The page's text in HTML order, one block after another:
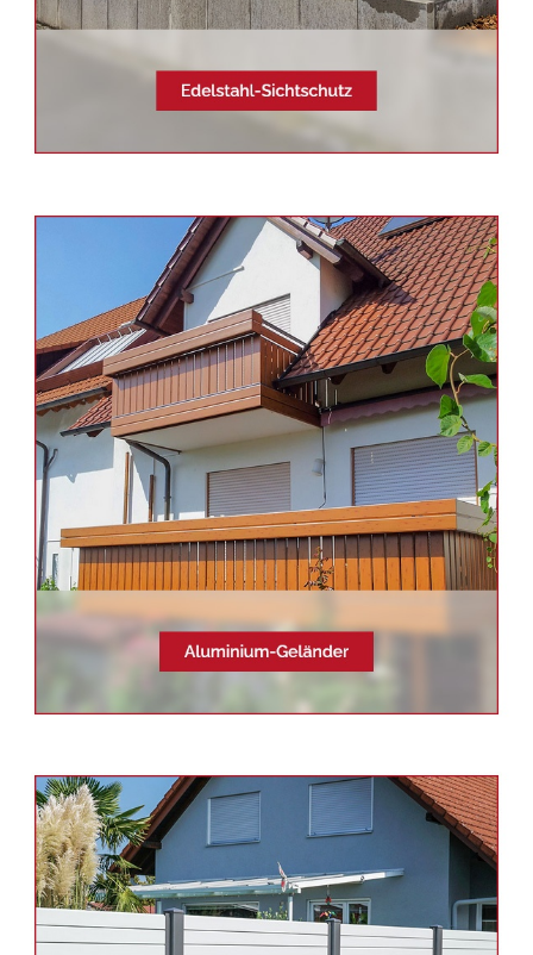
Siehe auch Balkonsanierung
Alfdorf -
Schmid & Jakobs:
✓Edelstahl Terrassendach,
Aluminium Geländerbau,
Balkongeländer, Sichtschutz